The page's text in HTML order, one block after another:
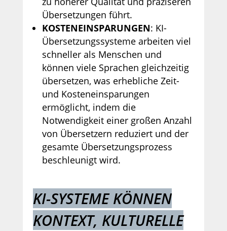
Übersetzungen führt.
KOSTENEINSPARUNGEN: KI-
Übersetzungssysteme arbeiten viel
schneller als Menschen und
können viele Sprachen gleichzeitig
übersetzen, was erhebliche Zeit-
und Kosteneinsparungen
ermöglicht, indem die
Notwendigkeit einer großen Anzahl
von Übersetzern reduziert und der
gesamte Übersetzungsprozess
beschleunigt wird.
KI-SYSTEME KÖNNEN
KONTEXT, KULTURELLE